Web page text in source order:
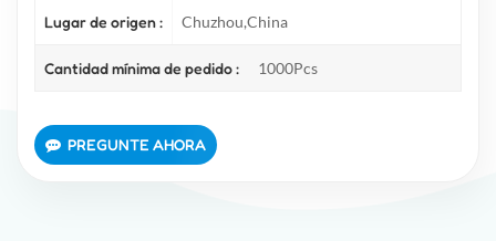
Lugar de origen : Chuzhou,China
Cantidad mínima de pedido : 1000Pcs
PREGUNTE AHORA